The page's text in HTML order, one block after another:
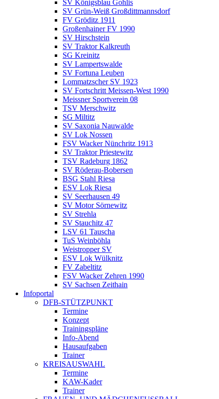
SV Königsblau Gohlis
SV Grün-Weiß Großdittmannsdorf
FV Gröditz 1911
Großenhainer FV 1990
SV Hirschstein
SV Traktor Kalkreuth
SG Kreinitz
SV Lampertswalde
SV Fortuna Leuben
Lommatzscher SV 1923
SV Fortschritt Meissen-West 1990
Meissner Sportverein 08
TSV Merschwitz
SG Miltitz
SV Saxonia Nauwalde
SV Lok Nossen
FSV Wacker Nünchritz 1913
SV Traktor Priestewitz
TSV Radeburg 1862
SV Röderau-Bobersen
BSG Stahl Riesa
ESV Lok Riesa
SV Seerhausen 49
SV Motor Sörnewitz
SV Strehla
SV Stauchitz 47
LSV 61 Tauscha
TuS Weinböhla
Weistropper SV
ESV Lok Wülknitz
FV Zabeltitz
FSV Wacker Zehren 1990
SV Sachsen Zeithain
Infoportal
DFB-STÜTZPUNKT
Termine
Konzept
Trainingspläne
Info-Abend
Hausaufgaben
Trainer
KREISAUSWAHL
Termine
KAW-Kader
Trainer